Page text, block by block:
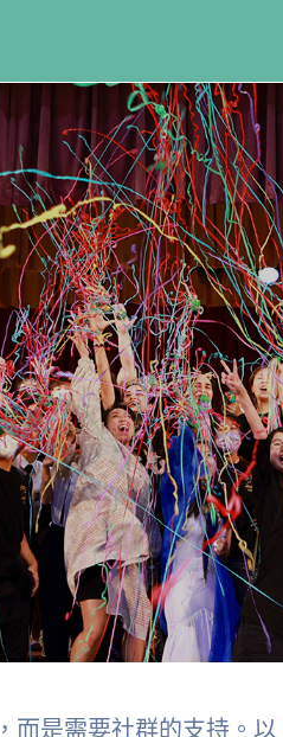
而是需要社群的支持。